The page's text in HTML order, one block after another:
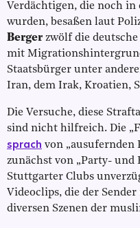
Verdächtigen, die noch
wurden, besaßen laut
Bergerzwölf die
mit
Staatsbürger unter
Iran, dem Irak, Kroatien,
Die Versuche, diese
sind nicht hilfreich. Die
sprach von „ausufernden
zunächst von „Party- und
Stuttgarter Clubs
Videoclips, die der
diversen Szenen der